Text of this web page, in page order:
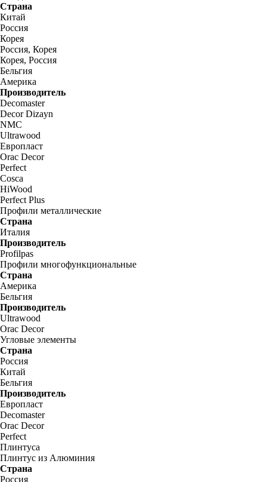
Страна
Китай
Россия
Корея
Россия, Корея
Корея, Россия
Бельгия
Америка
Производитель
Decomaster
Decor Dizayn
NMC
Ultrawood
Европласт
Orac Decor
Perfect
Cosca
HiWood
Perfect Plus
Профили металлические
Страна
Италия
Производитель
Profilpas
Профили многофункциональные
Страна
Америка
Бельгия
Производитель
Ultrawood
Orac Decor
Угловые элементы
Страна
Россия
Китай
Бельгия
Производитель
Европласт
Decomaster
Orac Decor
Perfect
Плинтуса
Плинтус из Алюминия
Страна
Россия